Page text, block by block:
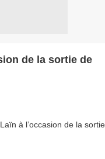
de la sortie de